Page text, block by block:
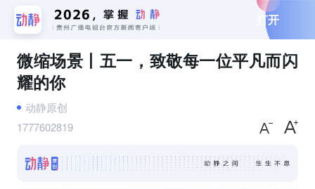
打开
微缩场景丨五一，致敬每一位平凡而闪
耀的你
动静原创
1777602819